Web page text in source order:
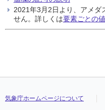
23
3.0 1.5
24
0.0 0.0
30
0.0 0.0
23
3.0 1.5
24
0.0 0.0
30
0.0 0.0
23
3.0 1.5
24
0.0 0.0
30
0.0 0.0
23
3.0 1.5
24
0.0 0.0
30
0.0 0.0
2021年3月2日より、アメダ
せん。詳しくは要素ごとの
気象庁ホームページについて